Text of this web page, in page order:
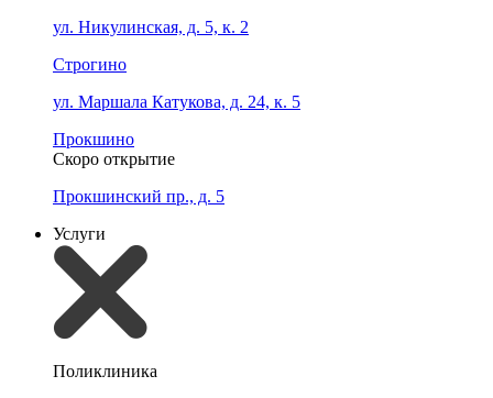
ул. Никулинская, д. 5, к. 2
Строгино
ул. Маршала Катукова, д. 24, к. 5
Прокшино
Скоро открытие
Прокшинский пр., д. 5
Услуги
Поликлиника